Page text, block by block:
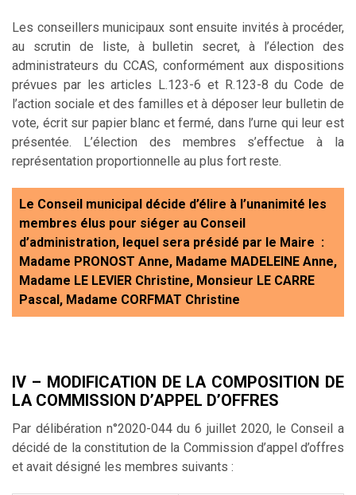
Les conseillers municipaux sont ensuite invités à procéder,
au scrutin de liste, à bulletin secret, à l’élection des
administrateurs du CCAS, conformément aux dispositions
prévues par les articles L.123-6 et R.123-8 du Code de
l’action sociale et des familles et à déposer leur bulletin de
vote, écrit sur papier blanc et fermé, dans l’urne qui leur est
présentée. L’élection des membres s’effectue à la
représentation proportionnelle au plus fort reste.
Le Conseil municipal décide d’élire à l’unanimité les
membres élus pour siéger au Conseil
d’administration, lequel sera présidé par le Maire :
Madame PRONOST Anne, Madame MADELEINE Anne,
Madame LE LEVIER Christine, Monsieur LE CARRE
Pascal, Madame CORFMAT Christine
IV – MODIFICATION DE LA COMPOSITION DE
LA COMMISSION D’APPEL D’OFFRES
Par délibération n°2020-044 du 6 juillet 2020, le Conseil a
décidé de la constitution de la Commission d’appel d’offres
et avait désigné les membres suivants :